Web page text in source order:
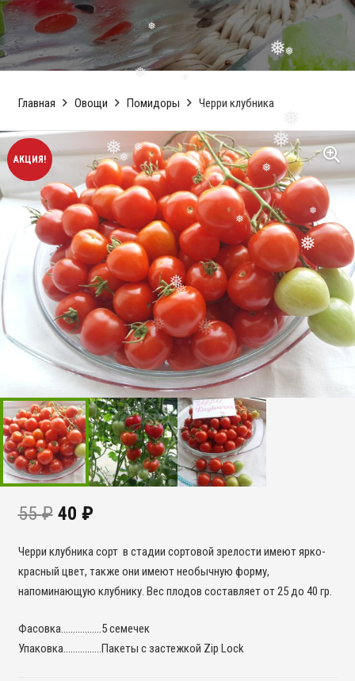
❅
❅
❅
❅ ❅
❅
❅
❅
❅
❅
❅
❅
❅
Главная Овощи Помидоры Черри клубника
АКЦИЯ!
55₽ 40 ₽
Черри клубника сорт в стадии сортовой зрелости имеют ярко-
красный цвет, также они имеют необычную форму,
напоминающую клубнику. Вес плодов составляет от 25 до 40 гр.
Фасовка……………..5 семечек
Упаковка…………….Пакеты с застежкой Zip Lock